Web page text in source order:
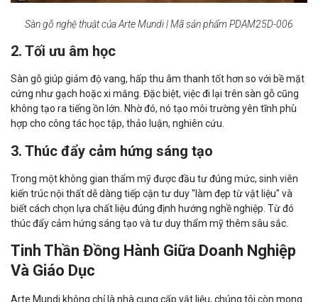
Sàn gỗ nghệ thuật của Arte Mundi | Mã sản phẩm PDAM25D-006
2. Tối ưu âm học
Sàn gỗ giúp giảm độ vang, hấp thu âm thanh tốt hơn so với bề mặt
cứng như gạch hoặc xi măng. Đặc biệt, việc đi lại trên sàn gỗ cũng
không tạo ra tiếng ồn lớn. Nhờ đó, nó tạo môi trường yên tĩnh phù
hợp cho công tác học tập, thảo luận, nghiên cứu.
3. Thúc đẩy cảm hứng sáng tạo
Trong một không gian thẩm mỹ được đầu tư đúng mức, sinh viên
kiến trúc nội thất dễ dàng tiếp cận tư duy "làm đẹp từ vật liệu" và
biết cách chọn lựa chất liệu đúng định hướng nghề nghiệp. Từ đó
thúc đẩy cảm hứng sáng tạo và tư duy thẩm mỹ thêm sâu sắc.
Tinh Thần Đồng Hành Giữa Doanh Nghiệp
Và Giáo Dục
Arte Mundi không chỉ là nhà cung cấp vật liệu, chúng tôi còn mong